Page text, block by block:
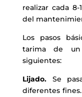
realizar cada
del
Los pasos
tarima de
siguientes:
Lijado.Se
diferentes